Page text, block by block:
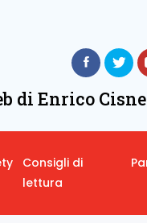
di Enrico
Consigli di
lettura